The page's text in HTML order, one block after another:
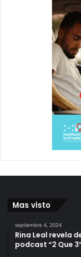
Mas visto
septiembre 4, 2024
Rina Leal revela
podcast “2 Que